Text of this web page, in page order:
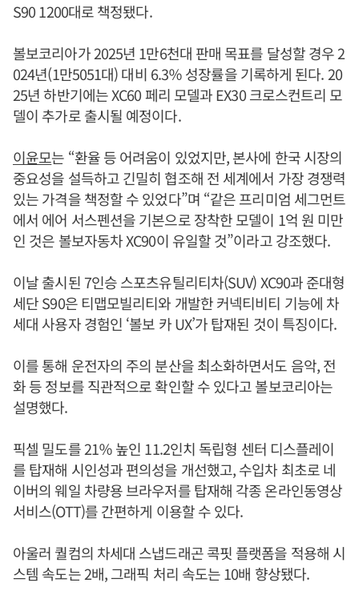
S90 1200대로 책정됐다.
볼보코리아가 2025년 1만6천대 판매 목표를 달성할 경우 2
024년(1만5051대) 대비 6.3％ 성장률을 기록하게 된다. 20
25년 하반기에는 XC60 페리 모델과 EX30 크로스컨트리 모
델이 추가로 출시될 예정이다.
이윤모는 “환율 등 어려움이 있었지만, 본사에 한국 시장의
중요성을 설득하고 긴밀히 협조해 전 세계에서 가장 경쟁력
있는 가격을 책정할 수 있었다”며 “같은 프리미엄 세그먼트
에서 에어 서스펜션을 기본으로 장착한 모델이 1억 원 미만
인 것은 볼보자동차 XC90이 유일할 것”이라고 강조했다.
이날 출시된 7인승 스포츠유틸리티차(SUV) XC90과 준대형
세단 S90은 티맵모빌리티와 개발한 커넥티비티 기능에 차
세대 사용자 경험인 ‘볼보 카 UX’가 탑재된 것이 특징이다.
이를 통해 운전자의 주의 분산을 최소화하면서도 음악, 전
화 등 정보를 직관적으로 확인할 수 있다고 볼보코리아는
설명했다.
픽셀 밀도를 21％ 높인 11.2인치 독립형 센터 디스플레이
를 탑재해 시인성과 편의성을 개선했고, 수입차 최초로 네
이버의 웨일 차량용 브라우저를 탑재해 각종 온라인동영상
서비스(OTT)를 간편하게 이용할 수 있다.
아울러 퀄컴의 차세대 스냅드래곤 콕핏 플랫폼을 적용해 시
스템 속도는 2배, 그래픽 처리 속도는 10배 향상됐다.